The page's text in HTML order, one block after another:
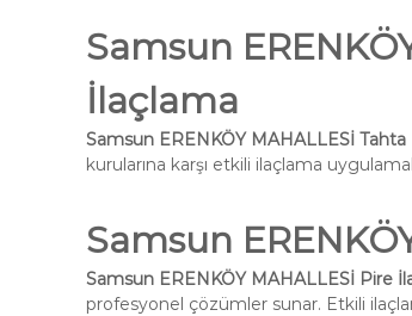
Samsun
İlaçlama
Samsun ERENKÖY MAHALLESİ
kurularına karşı etkili ilaçlama
Samsun
Samsun ERENKÖY MAHALLESİ Pire
profesyonel çözümler sunar. Etkili